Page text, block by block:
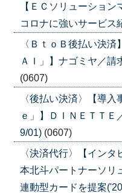
【ＥＣソリューショ
コロナに強いサービス
〈ＢｔｏＢ後払い決
ＡＩ」】ナゴミヤ／請
(0607)
〈後払い決済〉【導
ｅ」】ＤＩＮＥＴＴＥ
9/01) (0607)
〈決済代行〉【イン
本北斗パートナーソリ
連動型カードを提案